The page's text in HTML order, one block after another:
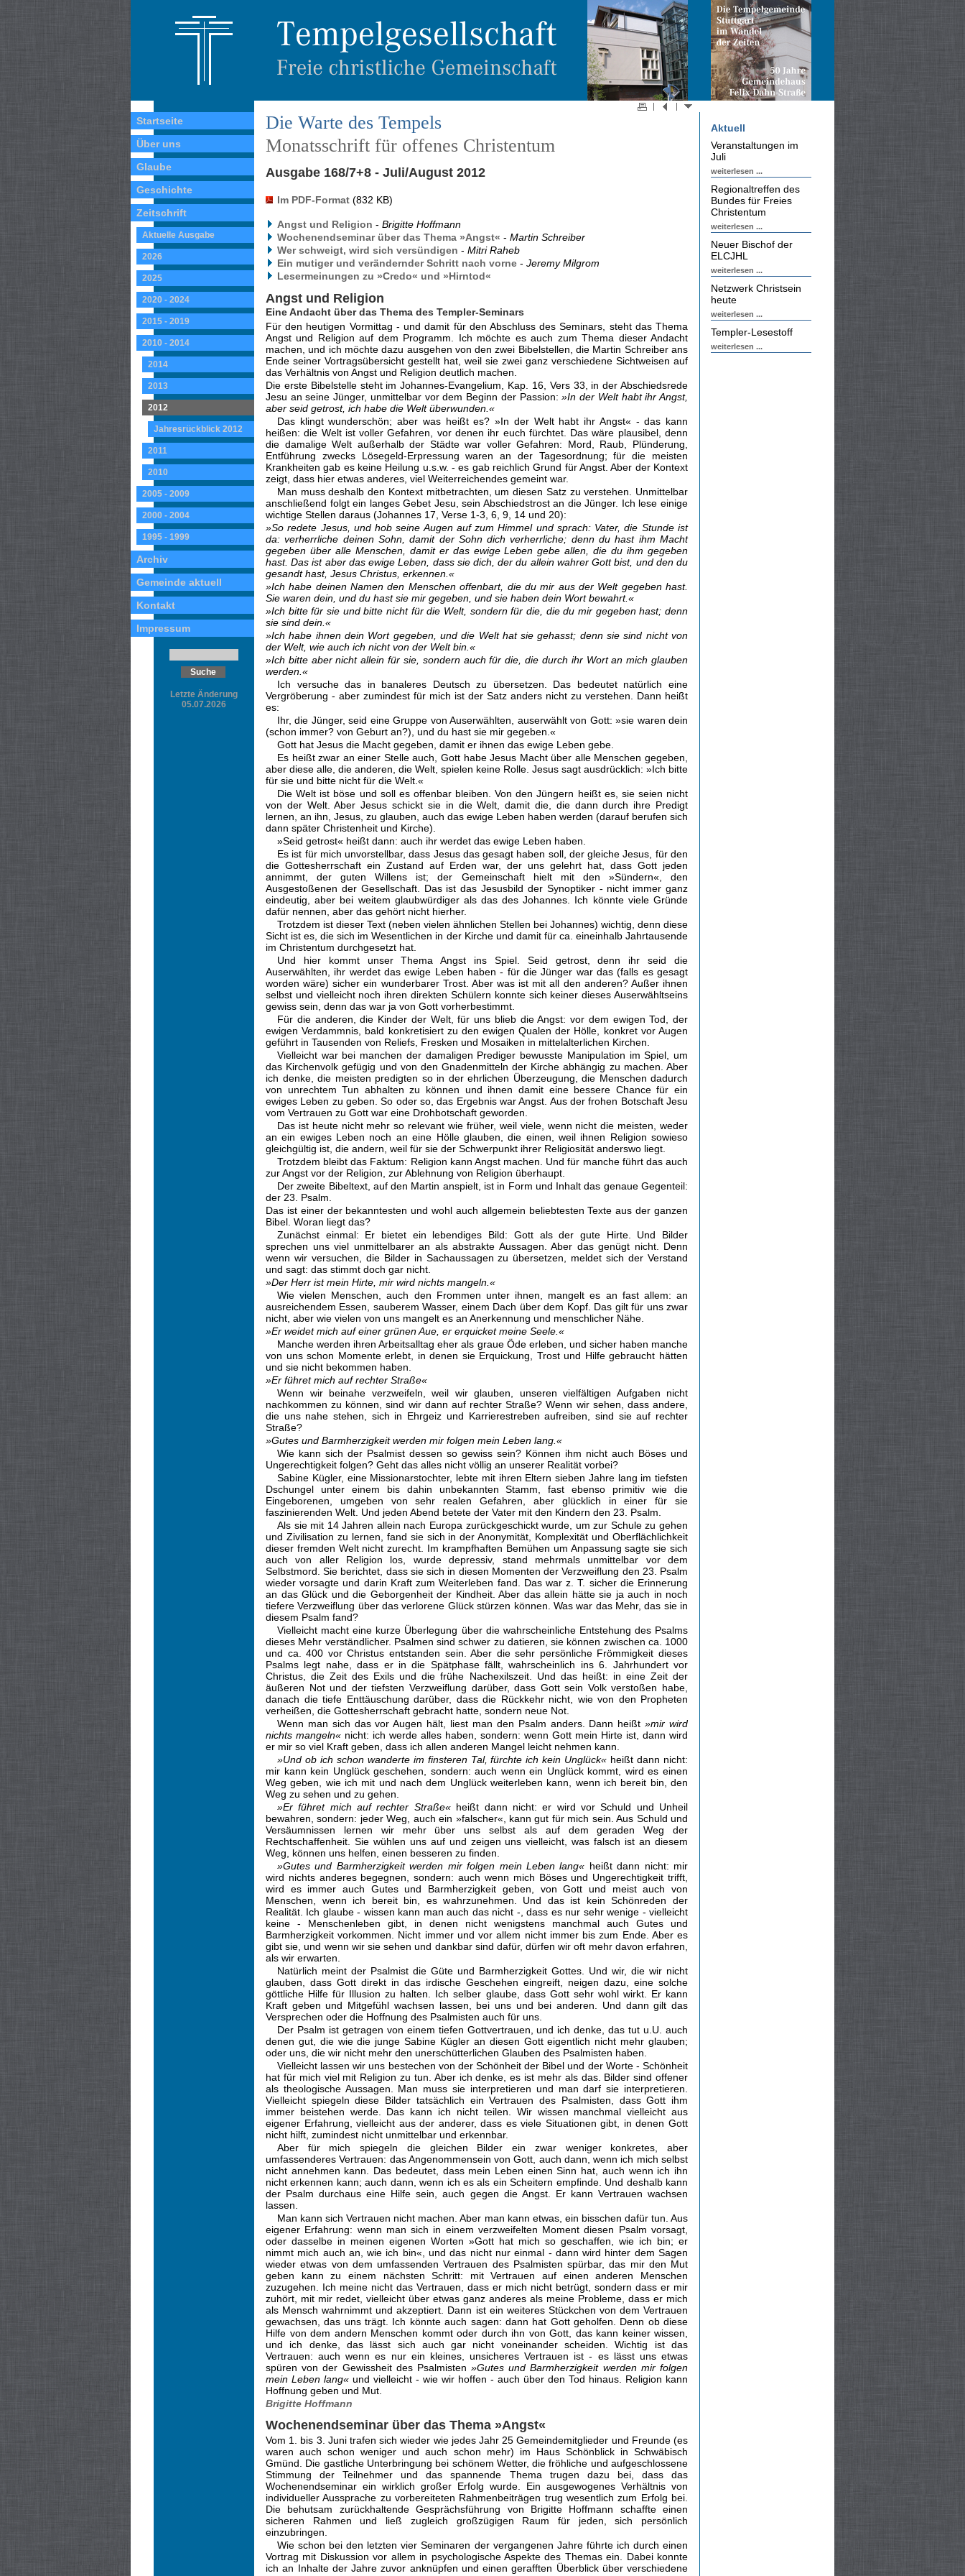
Startseite
Über uns
Glaube
Geschichte
Zeitschrift
Aktuelle Ausgabe
2026
2025
2020 - 2024
2015 - 2019
2010 - 2014
2014
2013
2012
Jahresrückblick 2012
2011
2010
2005 - 2009
2000 - 2004
1995 - 1999
Archiv
Gemeinde aktuell
Kontakt
Impressum
Letzte Änderung
05.07.2026
Die Warte des Tempels
Monatsschrift für offenes Christentum
Ausgabe 168/7+8 - Juli/August 2012
Im PDF-Format (832 KB)
Angst und Religion - Brigitte Hoffmann
Wochenendseminar über das Thema »Angst« - Martin Schreiber
Wer schweigt, wird sich versündigen - Mitri Raheb
Ein mutiger und verändernder Schritt nach vorne - Jeremy Milgrom
Lesermeinungen zu »Credo« und »Hirntod«
Angst und Religion
Eine Andacht über das Thema des Templer-Seminars
Für den heutigen Vormittag - und damit für den Abschluss des Seminars, steht das Thema
Angst und Religion auf dem Programm. Ich möchte es auch zum Thema dieser Andacht
machen, und ich möchte dazu ausgehen von den zwei Bibelstellen, die Martin Schreiber ans
Ende seiner Vortragsübersicht gestellt hat, weil sie zwei ganz verschiedene Sichtweisen auf
das Verhältnis von Angst und Religion deutlich machen.
Die erste Bibelstelle steht im Johannes-Evangelium, Kap. 16, Vers 33, in der Abschiedsrede
Jesu an seine Jünger, unmittelbar vor dem Beginn der Passion:»In der Welt habt ihr Angst,
aber seid getrost, ich habe die Welt überwunden.«
Das klingt wunderschön; aber was heißt es? »In der Welt habt ihr Angst« - das kann
heißen: die Welt ist voller Gefahren, vor denen ihr euch fürchtet. Das wäre plausibel, denn
die damalige Welt außerhalb der Städte war voller Gefahren: Mord, Raub, Plünderung,
Entführung zwecks Lösegeld-Erpressung waren an der Tagesordnung; für die meisten
Krankheiten gab es keine Heilung u.s.w. - es gab reichlich Grund für Angst. Aber der Kontext
zeigt, dass hier etwas anderes, viel Weiterreichendes gemeint war.
Man muss deshalb den Kontext mitbetrachten, um diesen Satz zu verstehen. Unmittelbar
anschließend folgt ein langes Gebet Jesu, sein Abschiedstrost an die Jünger. Ich lese einige
wichtige Stellen daraus (Johannes 17, Verse 1-3, 6, 9, 14 und 20):
»So redete Jesus, und hob seine Augen auf zum Himmel und sprach: Vater, die Stunde ist
da: verherrliche deinen Sohn, damit der Sohn dich verherrliche; denn du hast ihm Macht
gegeben über alle Menschen, damit er das ewige Leben gebe allen, die du ihm gegeben
hast. Das ist aber das ewige Leben, dass sie dich, der du allein wahrer Gott bist, und den du
gesandt hast, Jesus Christus, erkennen.«
»Ich habe deinen Namen den Menschen offenbart, die du mir aus der Welt gegeben hast.
Sie waren dein, und du hast sie mir gegeben, und sie haben dein Wort bewahrt.«
»Ich bitte für sie und bitte nicht für die Welt, sondern für die, die du mir gegeben hast; denn
sie sind dein.«
»Ich habe ihnen dein Wort gegeben, und die Welt hat sie gehasst; denn sie sind nicht von
der Welt, wie auch ich nicht von der Welt bin.«
»Ich bitte aber nicht allein für sie, sondern auch für die, die durch ihr Wort an mich glauben
werden.«
Ich versuche das in banaleres Deutsch zu übersetzen. Das bedeutet natürlich eine
Vergröberung - aber zumindest für mich ist der Satz anders nicht zu verstehen. Dann heißt
es:
Ihr, die Jünger, seid eine Gruppe von Auserwählten, auserwählt von Gott: »sie waren dein
(schon immer? von Geburt an?), und du hast sie mir gegeben.«
Gott hat Jesus die Macht gegeben, damit er ihnen das ewige Leben gebe.
Es heißt zwar an einer Stelle auch, Gott habe Jesus Macht über alle Menschen gegeben,
aber diese alle, die anderen, die Welt, spielen keine Rolle. Jesus sagt ausdrücklich: »Ich bitte
für sie und bitte nicht für die Welt.«
Die Welt ist böse und soll es offenbar bleiben. Von den Jüngern heißt es, sie seien nicht
von der Welt. Aber Jesus schickt sie in die Welt, damit die, die dann durch ihre Predigt
lernen, an ihn, Jesus, zu glauben, auch das ewige Leben haben werden (darauf berufen sich
dann später Christenheit und Kirche).
»Seid getrost« heißt dann: auch ihr werdet das ewige Leben haben.
Es ist für mich unvorstellbar, dass Jesus das gesagt haben soll, der gleiche Jesus, für den
die Gottesherrschaft ein Zustand auf Erden war, der uns gelehrt hat, dass Gott jeden
annimmt, der guten Willens ist; der Gemeinschaft hielt mit den »Sündern«, den
Ausgestoßenen der Gesellschaft. Das ist das Jesusbild der Synoptiker - nicht immer ganz
eindeutig, aber bei weitem glaubwürdiger als das des Johannes. Ich könnte viele Gründe
dafür nennen, aber das gehört nicht hierher.
Trotzdem ist dieser Text (neben vielen ähnlichen Stellen bei Johannes) wichtig, denn diese
Sicht ist es, die sich im Wesentlichen in der Kirche und damit für ca. eineinhalb Jahrtausende
im Christentum durchgesetzt hat.
Und hier kommt unser Thema Angst ins Spiel. Seid getrost, denn ihr seid die
Auserwählten, ihr werdet das ewige Leben haben - für die Jünger war das (falls es gesagt
worden wäre) sicher ein wunderbarer Trost. Aber was ist mit all den anderen? Außer ihnen
selbst und vielleicht noch ihren direkten Schülern konnte sich keiner dieses Auserwähltseins
gewiss sein, denn das war ja von Gott vorherbestimmt.
Für die anderen, die Kinder der Welt, für uns blieb die Angst: vor dem ewigen Tod, der
ewigen Verdammnis, bald konkretisiert zu den ewigen Qualen der Hölle, konkret vor Augen
geführt in Tausenden von Reliefs, Fresken und Mosaiken in mittelalterlichen Kirchen.
Vielleicht war bei manchen der damaligen Prediger bewusste Manipulation im Spiel, um
das Kirchenvolk gefügig und von den Gnadenmitteln der Kirche abhängig zu machen. Aber
ich denke, die meisten predigten so in der ehrlichen Überzeugung, die Menschen dadurch
von unrechtem Tun abhalten zu können und ihnen damit eine bessere Chance für ein
ewiges Leben zu geben. So oder so, das Ergebnis war Angst. Aus der frohen Botschaft Jesu
vom Vertrauen zu Gott war eine Drohbotschaft geworden.
Das ist heute nicht mehr so relevant wie früher, weil viele, wenn nicht die meisten, weder
an ein ewiges Leben noch an eine Hölle glauben, die einen, weil ihnen Religion sowieso
gleichgültig ist, die andern, weil für sie der Schwerpunkt ihrer Religiosität anderswo liegt.
Trotzdem bleibt das Faktum: Religion kann Angst machen. Und für manche führt das auch
zur Angst vor der Religion, zur Ablehnung von Religion überhaupt.
Der zweite Bibeltext, auf den Martin anspielt, ist in Form und Inhalt das genaue Gegenteil:
der 23. Psalm.
Das ist einer der bekanntesten und wohl auch allgemein beliebtesten Texte aus der ganzen
Bibel. Woran liegt das?
Zunächst einmal: Er bietet ein lebendiges Bild: Gott als der gute Hirte. Und Bilder
sprechen uns viel unmittelbarer an als abstrakte Aussagen. Aber das genügt nicht. Denn
wenn wir versuchen, die Bilder in Sachaussagen zu übersetzen, meldet sich der Verstand
und sagt: das stimmt doch gar nicht.
»Der Herr ist mein Hirte, mir wird nichts mangeln.«
Wie vielen Menschen, auch den Frommen unter ihnen, mangelt es an fast allem: an
ausreichendem Essen, sauberem Wasser, einem Dach über dem Kopf. Das gilt für uns zwar
nicht, aber wie vielen von uns mangelt es an Anerkennung und menschlicher Nähe.
»Er weidet mich auf einer grünen Aue, er erquicket meine Seele.«
Manche werden ihren Arbeitsalltag eher als graue Öde erleben, und sicher haben manche
von uns schon Momente erlebt, in denen sie Erquickung, Trost und Hilfe gebraucht hätten
und sie nicht bekommen haben.
»Er führet mich auf rechter Straße«
Wenn wir beinahe verzweifeln, weil wir glauben, unseren vielfältigen Aufgaben nicht
nachkommen zu können, sind wir dann auf rechter Straße? Wenn wir sehen, dass andere,
die uns nahe stehen, sich in Ehrgeiz und Karrierestreben aufreiben, sind sie auf rechter
Straße?
»Gutes und Barmherzigkeit werden mir folgen mein Leben lang.«
Wie kann sich der Psalmist dessen so gewiss sein? Können ihm nicht auch Böses und
Ungerechtigkeit folgen? Geht das alles nicht völlig an unserer Realität vorbei?
Sabine Kügler, eine Missionarstochter, lebte mit ihren Eltern sieben Jahre lang im tiefsten
Dschungel unter einem bis dahin unbekannten Stamm, fast ebenso primitiv wie die
Eingeborenen, umgeben von sehr realen Gefahren, aber glücklich in einer für sie
faszinierenden Welt. Und jeden Abend betete der Vater mit den Kindern den 23. Psalm.
Als sie mit 14 Jahren allein nach Europa zurückgeschickt wurde, um zur Schule zu gehen
und Zivilisation zu lernen, fand sie sich in der Anonymität, Komplexität und Oberflächlichkeit
dieser fremden Welt nicht zurecht. Im krampfhaften Bemühen um Anpassung sagte sie sich
auch von aller Religion los, wurde depressiv, stand mehrmals unmittelbar vor dem
Selbstmord. Sie berichtet, dass sie sich in diesen Momenten der Verzweiflung den 23. Psalm
wieder vorsagte und darin Kraft zum Weiterleben fand. Das war z. T. sicher die Erinnerung
an das Glück und die Geborgenheit der Kindheit. Aber das allein hätte sie ja auch in noch
tiefere Verzweiflung über das verlorene Glück stürzen können. Was war das Mehr, das sie in
diesem Psalm fand?
Vielleicht macht eine kurze Überlegung über die wahrscheinliche Entstehung des Psalms
dieses Mehr verständlicher. Psalmen sind schwer zu datieren, sie können zwischen ca. 1000
und ca. 400 vor Christus entstanden sein. Aber die sehr persönliche Frömmigkeit dieses
Psalms legt nahe, dass er in die Spätphase fällt, wahrscheinlich ins 6. Jahrhundert vor
Christus, die Zeit des Exils und die frühe Nachexilszeit. Und das heißt: in eine Zeit der
äußeren Not und der tiefsten Verzweiflung darüber, dass Gott sein Volk verstoßen habe,
danach die tiefe Enttäuschung darüber, dass die Rückkehr nicht, wie von den Propheten
verheißen, die Gottesherrschaft gebracht hatte, sondern neue Not.
Wenn man sich das vor Augen hält, liest man den Psalm anders. Dann heißt»mir wird
nichts mangeln« nicht: ich werde alles haben, sondern: wenn Gott mein Hirte ist, dann wird
er mir so viel Kraft geben, dass ich allen anderen Mangel leicht nehmen kann.
»Und ob ich schon wanderte im finsteren Tal, fürchte ich kein Unglück« heißt dann nicht:
mir kann kein Unglück geschehen, sondern: auch wenn ein Unglück kommt, wird es einen
Weg geben, wie ich mit und nach dem Unglück weiterleben kann, wenn ich bereit bin, den
Weg zu sehen und zu gehen.
»Er führet mich auf rechter Straße« heißt dann nicht: er wird vor Schuld und Unheil
bewahren, sondern: jeder Weg, auch ein »falscher«, kann gut für mich sein. Aus Schuld und
Versäumnissen lernen wir mehr über uns selbst als auf dem geraden Weg der
Rechtschaffenheit. Sie wühlen uns auf und zeigen uns vielleicht, was falsch ist an diesem
Weg, können uns helfen, einen besseren zu finden.
»Gutes und Barmherzigkeit werden mir folgen mein Leben lang« heißt dann nicht: mir
wird nichts anderes begegnen, sondern: auch wenn mich Böses und Ungerechtigkeit trifft,
wird es immer auch Gutes und Barmherzigkeit geben, von Gott und meist auch von
Menschen, wenn ich bereit bin, es wahrzunehmen. Und das ist kein Schönreden der
Realität. Ich glaube - wissen kann man auch das nicht -, dass es nur sehr wenige - vielleicht
keine - Menschenleben gibt, in denen nicht wenigstens manchmal auch Gutes und
Barmherzigkeit vorkommen. Nicht immer und vor allem nicht immer bis zum Ende. Aber es
gibt sie, und wenn wir sie sehen und dankbar sind dafür, dürfen wir oft mehr davon erfahren,
als wir erwarten.
Natürlich meint der Psalmist die Güte und Barmherzigkeit Gottes. Und wir, die wir nicht
glauben, dass Gott direkt in das irdische Geschehen eingreift, neigen dazu, eine solche
göttliche Hilfe für Illusion zu halten. Ich selber glaube, dass Gott sehr wohl wirkt. Er kann
Kraft geben und Mitgefühl wachsen lassen, bei uns und bei anderen. Und dann gilt das
Versprechen oder die Hoffnung des Psalmisten auch für uns.
Der Psalm ist getragen von einem tiefen Gottvertrauen, und ich denke, das tut u.U. auch
denen gut, die wie die junge Sabine Kügler an diesen Gott eigentlich nicht mehr glauben;
oder uns, die wir nicht mehr den unerschütterlichen Glauben des Psalmisten haben.
Vielleicht lassen wir uns bestechen von der Schönheit der Bibel und der Worte - Schönheit
hat für mich viel mit Religion zu tun. Aber ich denke, es ist mehr als das. Bilder sind offener
als theologische Aussagen. Man muss sie interpretieren und man darf sie interpretieren.
Vielleicht spiegeln diese Bilder tatsächlich ein Vertrauen des Psalmisten, dass Gott ihm
immer beistehen werde. Das kann ich nicht teilen. Wir wissen manchmal vielleicht aus
eigener Erfahrung, vielleicht aus der anderer, dass es viele Situationen gibt, in denen Gott
nicht hilft, zumindest nicht unmittelbar und erkennbar.
Aber für mich spiegeln die gleichen Bilder ein zwar weniger konkretes, aber
umfassenderes Vertrauen: das Angenommensein von Gott, auch dann, wenn ich mich selbst
nicht annehmen kann. Das bedeutet, dass mein Leben einen Sinn hat, auch wenn ich ihn
nicht erkennen kann; auch dann, wenn ich es als ein Scheitern empfinde. Und deshalb kann
der Psalm durchaus eine Hilfe sein, auch gegen die Angst. Er kann Vertrauen wachsen
lassen.
Man kann sich Vertrauen nicht machen. Aber man kann etwas, ein bisschen dafür tun. Aus
eigener Erfahrung: wenn man sich in einem verzweifelten Moment diesen Psalm vorsagt,
oder dasselbe in meinen eigenen Worten »Gott hat mich so geschaffen, wie ich bin; er
nimmt mich auch an, wie ich bin«, und das nicht nur einmal - dann wird hinter dem Sagen
wieder etwas von dem umfassenden Vertrauen des Psalmisten spürbar, das mir den Mut
geben kann zu einem nächsten Schritt: mit Vertrauen auf einen anderen Menschen
zuzugehen. Ich meine nicht das Vertrauen, dass er mich nicht betrügt, sondern dass er mir
zuhört, mit mir redet, vielleicht über etwas ganz anderes als meine Probleme, dass er mich
als Mensch wahrnimmt und akzeptiert. Dann ist ein weiteres Stückchen von dem Vertrauen
gewachsen, das uns trägt. Ich könnte auch sagen: dann hat Gott geholfen. Denn ob diese
Hilfe von dem andern Menschen kommt oder durch ihn von Gott, das kann keiner wissen,
und ich denke, das lässt sich auch gar nicht voneinander scheiden. Wichtig ist das
Vertrauen: auch wenn es nur ein kleines, unsicheres Vertrauen ist - es lässt uns etwas
spüren von der Gewissheit des Psalmisten »Gutes und Barmherzigkeit werden mir folgen
mein Leben lang« und vielleicht - wie wir hoffen - auch über den Tod hinaus. Religion kann
Hoffnung geben und Mut.
Brigitte Hoffmann
Wochenendseminar über das Thema »Angst«
Vom 1. bis 3. Juni trafen sich wieder wie jedes Jahr 25 Gemeindemitglieder und Freunde (es
waren auch schon weniger und auch schon mehr) im Haus Schönblick in Schwäbisch
Gmünd. Die gastliche Unterbringung bei schönem Wetter, die fröhliche und aufgeschlossene
Stimmung der Teilnehmer und das spannende Thema trugen dazu bei, dass das
Wochenendseminar ein wirklich großer Erfolg wurde. Ein ausgewogenes Verhältnis von
individueller Aussprache zu vorbereiteten Rahmenbeiträgen trug wesentlich zum Erfolg bei.
Die behutsam zurückhaltende Gesprächsführung von Brigitte Hoffmann schaffte einen
sicheren Rahmen und ließ zugleich großzügigen Raum für jeden, sich persönlich
einzubringen.
Wie schon bei den letzten vier Seminaren der vergangenen Jahre führte ich durch einen
Vortrag mit Diskussion vor allem in psychologische Aspekte des Themas ein. Dabei konnte
ich an Inhalte der Jahre zuvor anknüpfen und einen gerafften Überblick über verschiedene
Aktuell
Veranstaltungen im
Juli
weiterlesen ...
Regionaltreffen des
Bundes für Freies
Christentum
weiterlesen ...
Neuer Bischof der
ELCJHL
weiterlesen ...
Netzwerk Christsein
heute
weiterlesen ...
Templer-Lesestoff
weiterlesen ...